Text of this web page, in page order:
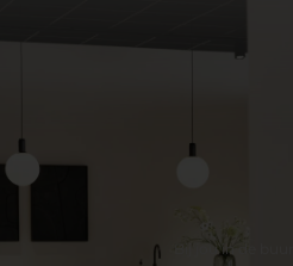
Bij jou in de buurt